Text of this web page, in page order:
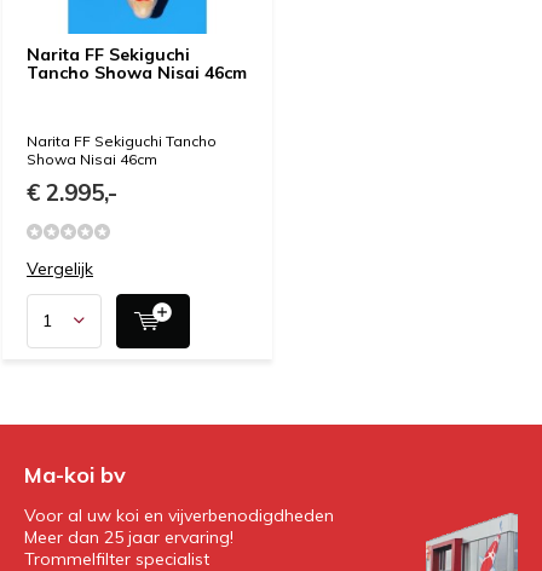
Narita FF Sekiguchi
Tancho Showa Nisai 46cm
Narita FF Sekiguchi Tancho
Showa Nisai 46cm
€ 2.995,-
Vergelijk
Ma-koi bv
Voor al uw koi en vijverbenodigdheden
Meer dan 25 jaar ervaring!
Trommelfilter specialist